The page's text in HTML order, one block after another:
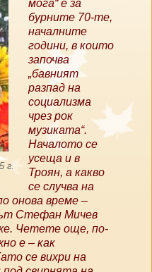
г.
мога“ е за
бурните 70-те,
началните
години, в които
започва
„бавният
разпад на
социализма
чрез рок
музиката“.
Началото се
усеща и в
Троян, а какво
се случва на
онова време –
Стефан Мичев
Четете още, по-
е – как
се вихри на